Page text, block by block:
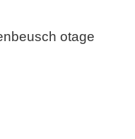
otage